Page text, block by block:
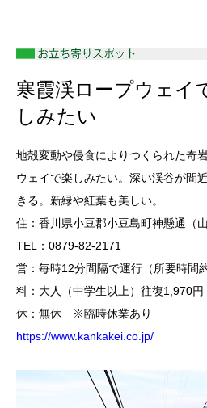
寒霞渓ロープウェイ
しみたい
地殻変動や侵食によりつくられた奇
ウェイで楽しみたい。深い渓谷が間
きる。新緑や紅葉も美しい。
住：香川県小豆郡小豆島町神懸通（山
TEL：0879-82-2171
営：毎時12分間隔で運行（所要時間
料：大人（中学生以上）往復1,970円
休：無休 ※臨時休業あり
https://www.kankakei.co.jp/